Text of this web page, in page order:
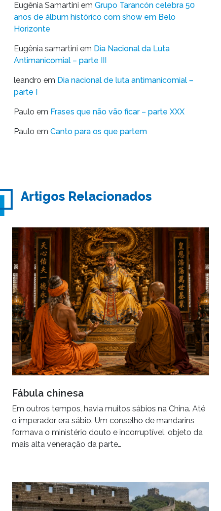
Eugênia Samartini em Grupo Tarancón celebra 50
anos de álbum histórico com show em Belo
Horizonte
Eugênia samartini em Dia Nacional da Luta
Antimanicomial – parte III
leandro em Dia nacional de luta antimanicomial –
parte I
Paulo em Frases que não vão ficar – parte XXX
Paulo em Canto para os que partem
Artigos Relacionados
Fábula chinesa
Em outros tempos, havia muitos sábios na China. Até
o imperador era sábio. Um conselho de mandarins
formava o ministério douto e incorruptível, objeto da
mais alta veneração da parte…